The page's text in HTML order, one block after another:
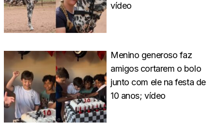
vídeo
Menino generoso faz
amigos cortarem o bolo
junto com ele na festa de
10 anos; vídeo